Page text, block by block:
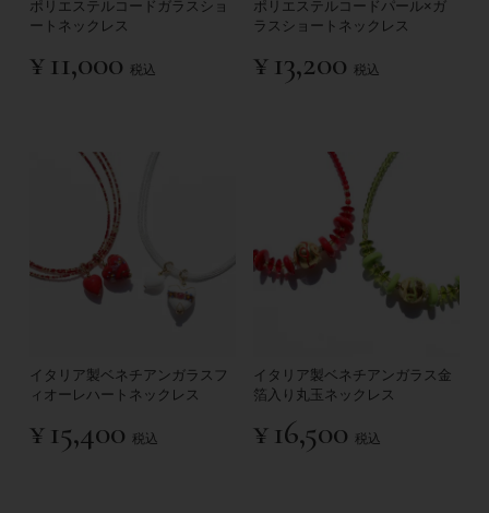
ポリエステルコードガラスショ
ートネックレス
¥ 11,000 税込
ポリエステルコードパール×ガ
ラスショートネックレス
¥ 13,200 税込
イタリア製ベネチアンガラスフ
ィオーレハートネックレス
¥ 15,400 税込
イタリア製ベネチアンガラス金
箔入り丸玉ネックレス
¥ 16,500 税込